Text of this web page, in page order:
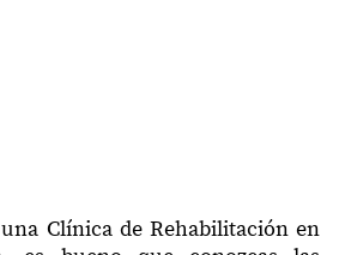
Clínica de Rehabilitación en